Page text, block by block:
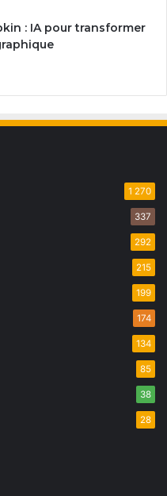
: IA pour transformer
1 270
337
292
215
199
174
134
85
38
28